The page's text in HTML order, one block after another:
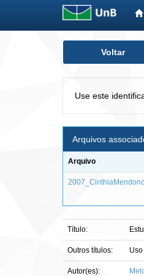
Voltar
Use este
Arquivos
Arquivo
Título:
Outros títulos:
Autor(es):